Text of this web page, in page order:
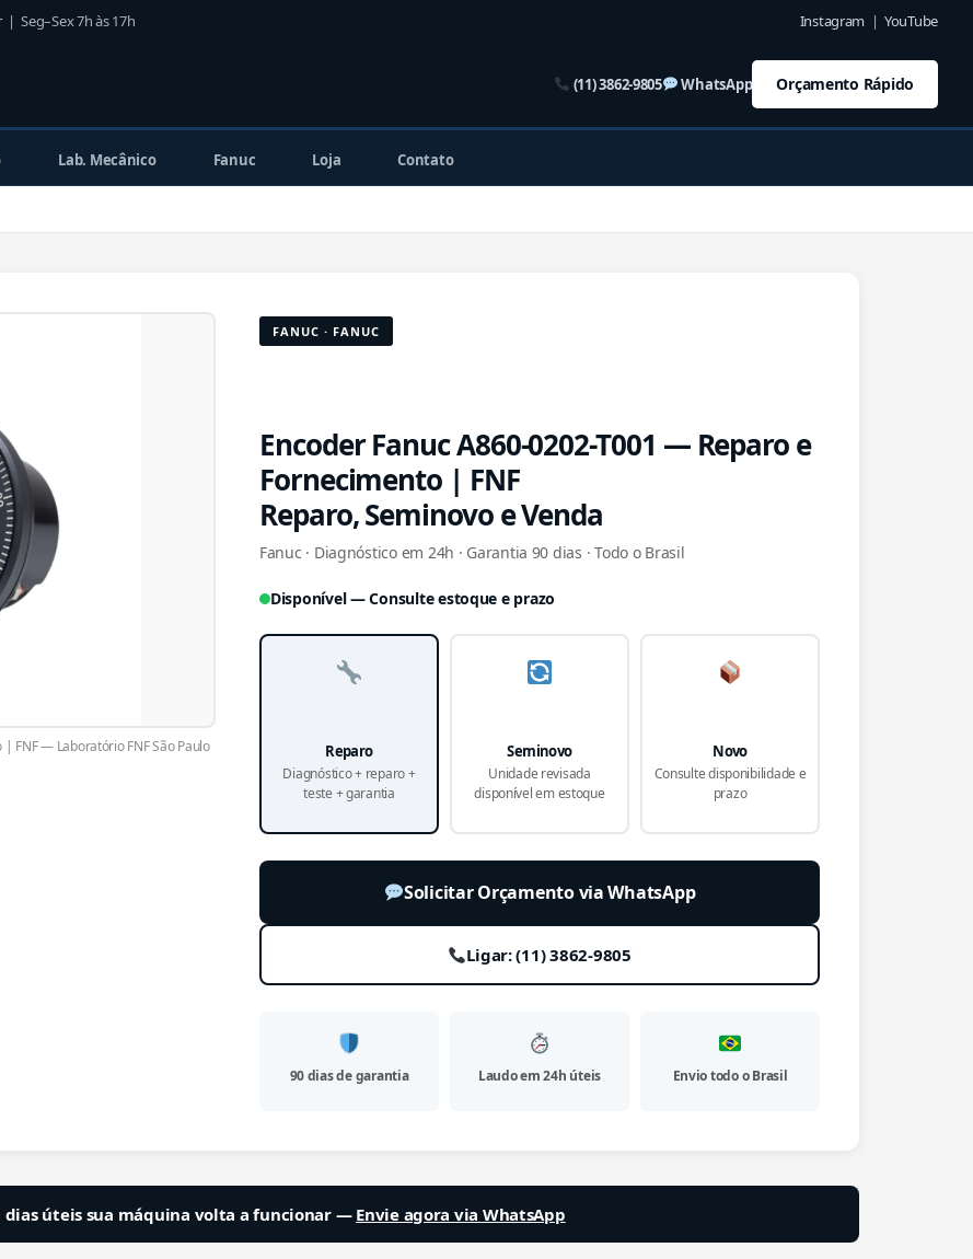
| Seg–Sex 7h às 17h Instagram | YouTube
(11) 3862-9805 WhatsApp Orçamento Rápido
Lab. Mecânico Fanuc Loja Contato
FNF — Laboratório FNF São Paulo
FANUC · FANUC
Encoder Fanuc A860-0202-T001 — Reparo e
Fornecimento | FNF
Reparo, Seminovo e Venda
Fanuc · Diagnóstico em 24h · Garantia 90 dias · Todo o Brasil
Disponível — Consulte estoque e prazo
Reparo
Diagnóstico + reparo +
teste + garantia
Seminovo
Unidade revisada
disponível em estoque
Novo
Consulte disponibilidade e
prazo
Solicitar Orçamento via WhatsApp
Ligar: (11) 3862-9805
90 dias de garantia Laudo em 24h úteis Envio todo o Brasil
dias úteis sua máquina volta a funcionar — Envie agora via WhatsApp